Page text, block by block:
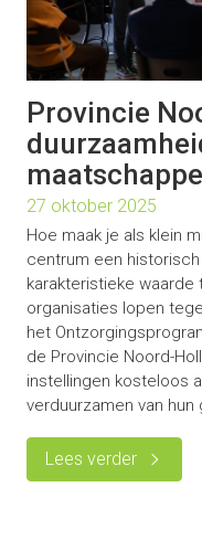
Provincie
27 oktober 2025
Hoe maak je als klein
centrum een
karakteristieke
organisaties lopen
het
de Provincie Noord-
instellingen kosteloos
verduurzamen van hun
Lees verder